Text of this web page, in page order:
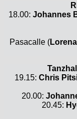
18.00: Johannes
Pasacalle (
19.15: Chris
20.00:
20.45: